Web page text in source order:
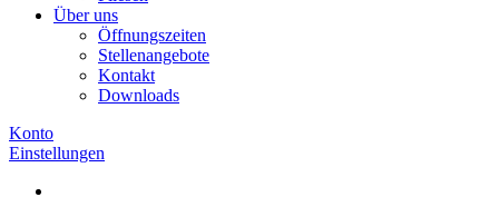
Über uns
Öffnungszeiten
Stellenangebote
Kontakt
Downloads
Konto
Einstellungen